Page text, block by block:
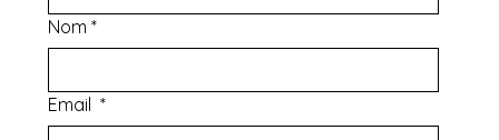
L'Extraordinaire Podcast : Une immersion
mystique avec Julie Beausoleil
Nom *
Email *